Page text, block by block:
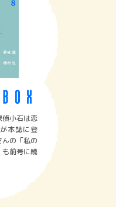
偵小石は恋
本誌に登
の「私の
も前号に続